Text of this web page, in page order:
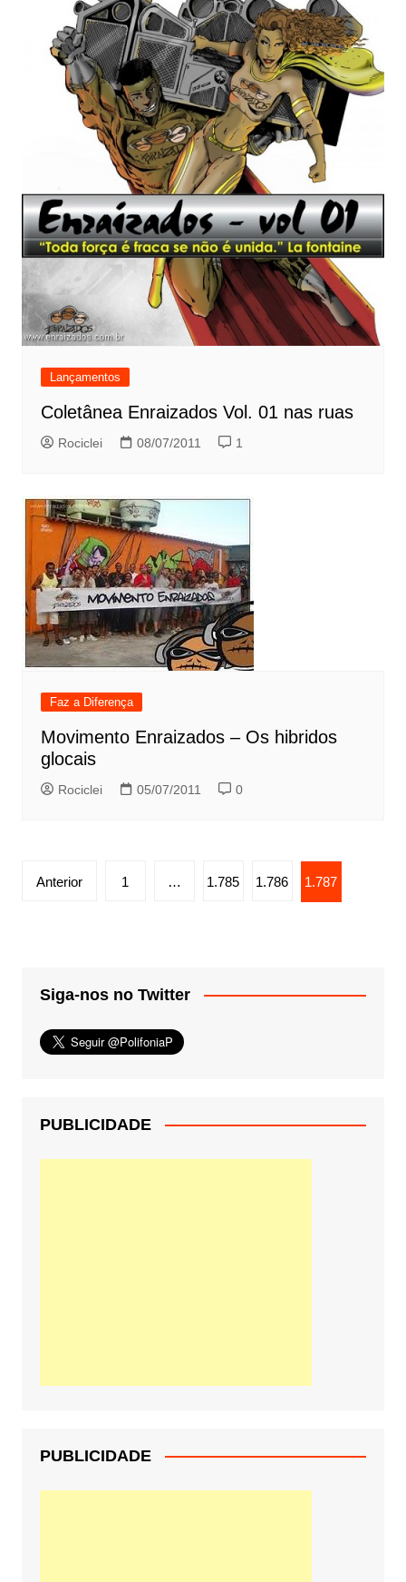
Lançamentos
Coletânea Enraizados Vol. 01 nas ruas
Rociclei 08/07/2011 1
Faz a Diferença
Movimento Enraizados – Os hibridos
glocais
Rociclei 05/07/2011 0
Paginação
Anterior 1 … 1.785 1.786 1.787
Siga-nos no Twitter
PUBLICIDADE
PUBLICIDADE